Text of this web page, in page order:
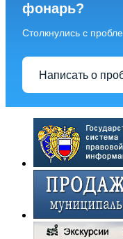
фонарь?
Столкнулись с
Написать о